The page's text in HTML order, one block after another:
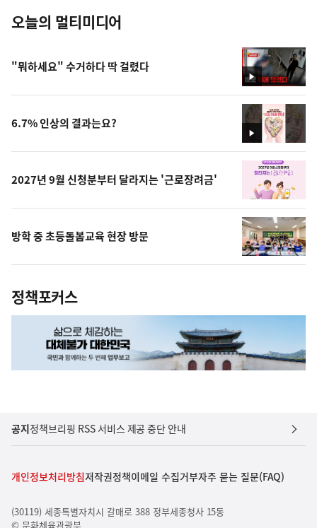
오늘의 멀티미디어
영
상
"뭐하세요" 수거하다 딱 걸렸다
영
상
6.7% 인상의 결과는요?
2027년 9월 신청분부터 달라지는 '근로장려금'
방학 중 초등돌봄교육 현장 방문
정책포커스
공지정책브리핑 RSS 서비스 제공 중단 안내
개인정보처리방침저작권정책이메일 수집거부자주 묻는 질문(FAQ)
(30119) 세종특별자치시 갈매로 388 정부세종청사 15동
© 문화체육관광부